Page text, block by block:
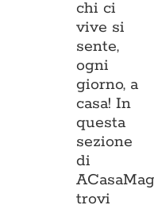
chi ci
vive si
sente,
ogni
giorno, a
casa! In
questa
sezione
di
trovi